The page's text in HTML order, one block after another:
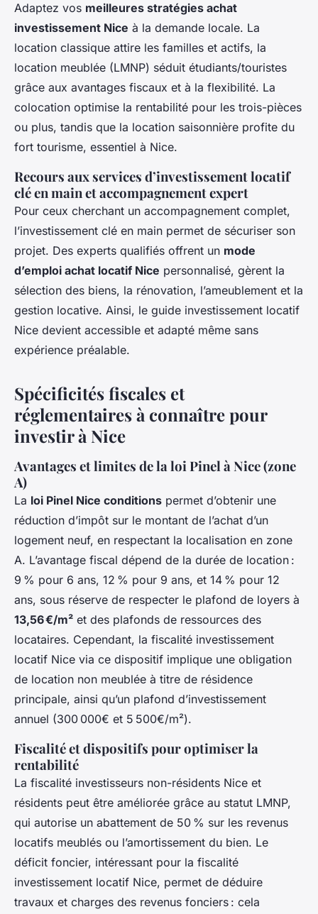
Adaptez vos meilleures stratégies achat
investissement Nice à la demande locale. La
location classique attire les familles et actifs, la
location meublée (LMNP) séduit étudiants/touristes
grâce aux avantages fiscaux et à la flexibilité. La
colocation optimise la rentabilité pour les trois-pièces
ou plus, tandis que la location saisonnière profite du
fort tourisme, essentiel à Nice.
Recours aux services d’investissement locatif
clé en main et accompagnement expert
Pour ceux cherchant un accompagnement complet,
l’investissement clé en main permet de sécuriser son
projet. Des experts qualifiés offrent un mode
d’emploi achat locatif Nice personnalisé, gèrent la
sélection des biens, la rénovation, l’ameublement et la
gestion locative. Ainsi, le guide investissement locatif
Nice devient accessible et adapté même sans
expérience préalable.
Spécificités fiscales et
réglementaires à connaître pour
investir à Nice
Avantages et limites de la loi Pinel à Nice (zone
A)
La loi Pinel Nice conditions permet d’obtenir une
réduction d’impôt sur le montant de l’achat d’un
logement neuf, en respectant la localisation en zone
A. L’avantage fiscal dépend de la durée de location :
9 % pour 6 ans, 12 % pour 9 ans, et 14 % pour 12
ans, sous réserve de respecter le plafond de loyers à
13,56 €/m² et des plafonds de ressources des
locataires. Cependant, la fiscalité investissement
locatif Nice via ce dispositif implique une obligation
de location non meublée à titre de résidence
principale, ainsi qu’un plafond d’investissement
annuel (300 000€ et 5 500€/m²).
Fiscalité et dispositifs pour optimiser la
rentabilité
La fiscalité investisseurs non-résidents Nice et
résidents peut être améliorée grâce au statut LMNP,
qui autorise un abattement de 50 % sur les revenus
locatifs meublés ou l’amortissement du bien. Le
déficit foncier, intéressant pour la fiscalité
investissement locatif Nice, permet de déduire
travaux et charges des revenus fonciers : cela